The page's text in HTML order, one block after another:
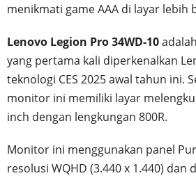
menikmati game AAA di layar lebih
Lenovo Legion Pro 34WD-10
yang pertama kali diperkenalkan
teknologi CES 2025 awal tahun ini.
monitor ini memiliki layar
inch dengan lengkungan 800R.
Monitor ini menggunakan panel
resolusi WQHD (3.440 x 1.440) dan